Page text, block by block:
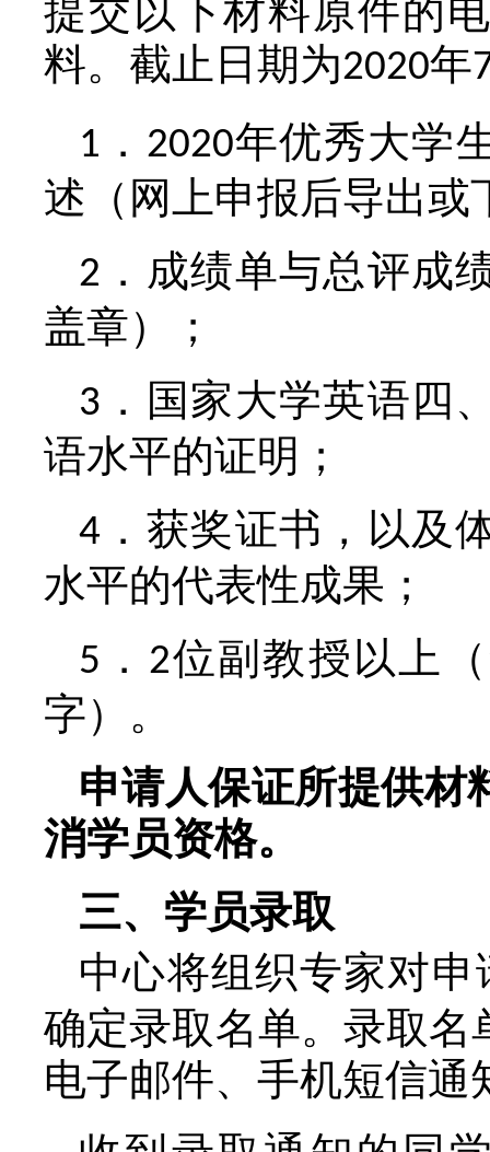
提交以下材料原件的
料。截止日期为2020年
1 ． 2020年优秀大学
述（网上申报后导出或
2 ．成绩单与总评成
盖章）；
3 ．国家大学英语四
语水平的证明；
4 ．获奖证书，以及
水平的代表性成果；
5 ． 2位副教授以上
字）。
申请人保证所提供材
消学员资格。
三、学员录取
中心将组织专家对
确定录取名单。录取
电子邮件、手机短信通